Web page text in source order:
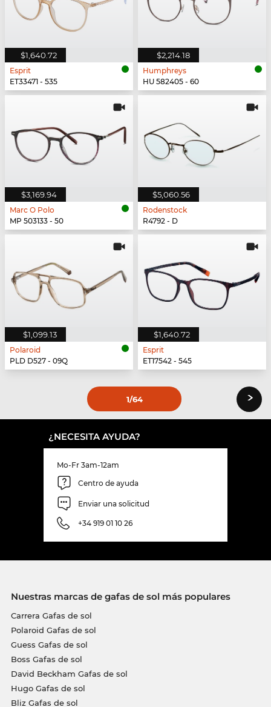
$1,640.72
Esprit
ET33471 - 535
$2,214.18
Humphreys
HU 582405 - 60
$3,169.94
Marc O Polo
MP 503133 - 50
$5,060.56
Rodenstock
R4792 - D
$1,099.13
Polaroid
PLD D527 - 09Q
$1,640.72
Esprit
ET17542 - 545
1/64 ›
¿NECESITA AYUDA?
Mo-Fr 3am-12am
Centro de ayuda
Enviar una solicitud
+34 919 01 10 26
Nuestras marcas de gafas de sol más populares
Carrera Gafas de sol
Polaroid Gafas de sol
Guess Gafas de sol
Boss Gafas de sol
David Beckham Gafas de sol
Hugo Gafas de sol
Bliz Gafas de sol